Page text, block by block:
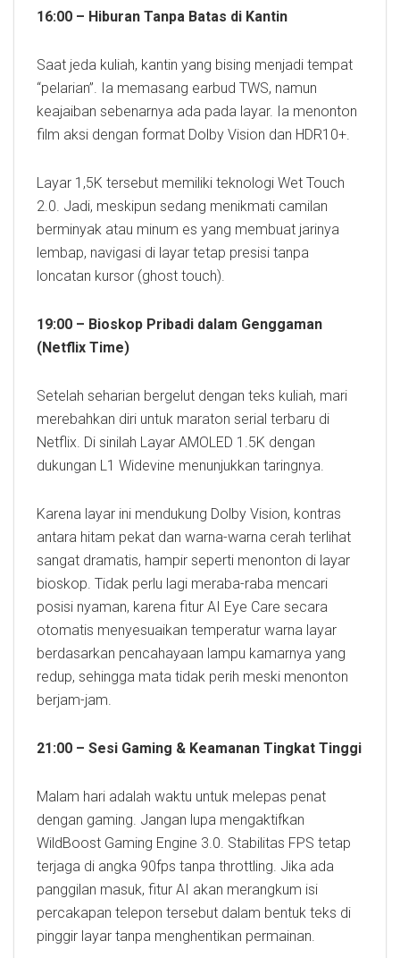
16:00 – Hiburan Tanpa Batas di Kantin
Saat jeda kuliah, kantin yang bising menjadi tempat
“pelarian”. Ia memasang earbud TWS, namun
keajaiban sebenarnya ada pada layar. Ia menonton
film aksi dengan format Dolby Vision dan HDR10+.
Layar 1,5K tersebut memiliki teknologi Wet Touch
2.0. Jadi, meskipun sedang menikmati camilan
berminyak atau minum es yang membuat jarinya
lembap, navigasi di layar tetap presisi tanpa
loncatan kursor (ghost touch).
19:00 – Bioskop Pribadi dalam Genggaman
(Netflix Time)
Setelah seharian bergelut dengan teks kuliah, mari
merebahkan diri untuk maraton serial terbaru di
Netflix. Di sinilah Layar AMOLED 1.5K dengan
dukungan L1 Widevine menunjukkan taringnya.
Karena layar ini mendukung Dolby Vision, kontras
antara hitam pekat dan warna-warna cerah terlihat
sangat dramatis, hampir seperti menonton di layar
bioskop. Tidak perlu lagi meraba-raba mencari
posisi nyaman, karena fitur AI Eye Care secara
otomatis menyesuaikan temperatur warna layar
berdasarkan pencahayaan lampu kamarnya yang
redup, sehingga mata tidak perih meski menonton
berjam-jam.
21:00 – Sesi Gaming & Keamanan Tingkat Tinggi
Malam hari adalah waktu untuk melepas penat
dengan gaming. Jangan lupa mengaktifkan
WildBoost Gaming Engine 3.0. Stabilitas FPS tetap
terjaga di angka 90fps tanpa throttling. Jika ada
panggilan masuk, fitur AI akan merangkum isi
percakapan telepon tersebut dalam bentuk teks di
pinggir layar tanpa menghentikan permainan.